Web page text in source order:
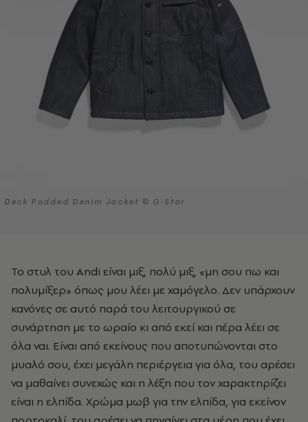
Deck Padded Denim Jacket © G-Star
Το στυλ του Andi είναι μιξ, πολύ μιξ, «μη σου πω και
πολυμίξερ» όπως μου λέει με χαμόγελο. Δεν υπάρχουν
κανόνες σε αυτό παρά του λειτουργικού σε
συνάρτηση με το ωραίο κι από εκεί και πέρα λέει σε
όλα ναι. Είναι από εκείνους που αποτυπώνονται στο
μυαλό σου, έχει μεγάλη περιέργεια για όλα, του αρέσει
να μαθαίνει συνεχώς και η λέξη που τον χαρακτηρίζει
είναι η ελπίδα. Χρώμα μωβ για την ελπίδα, για εκείνον